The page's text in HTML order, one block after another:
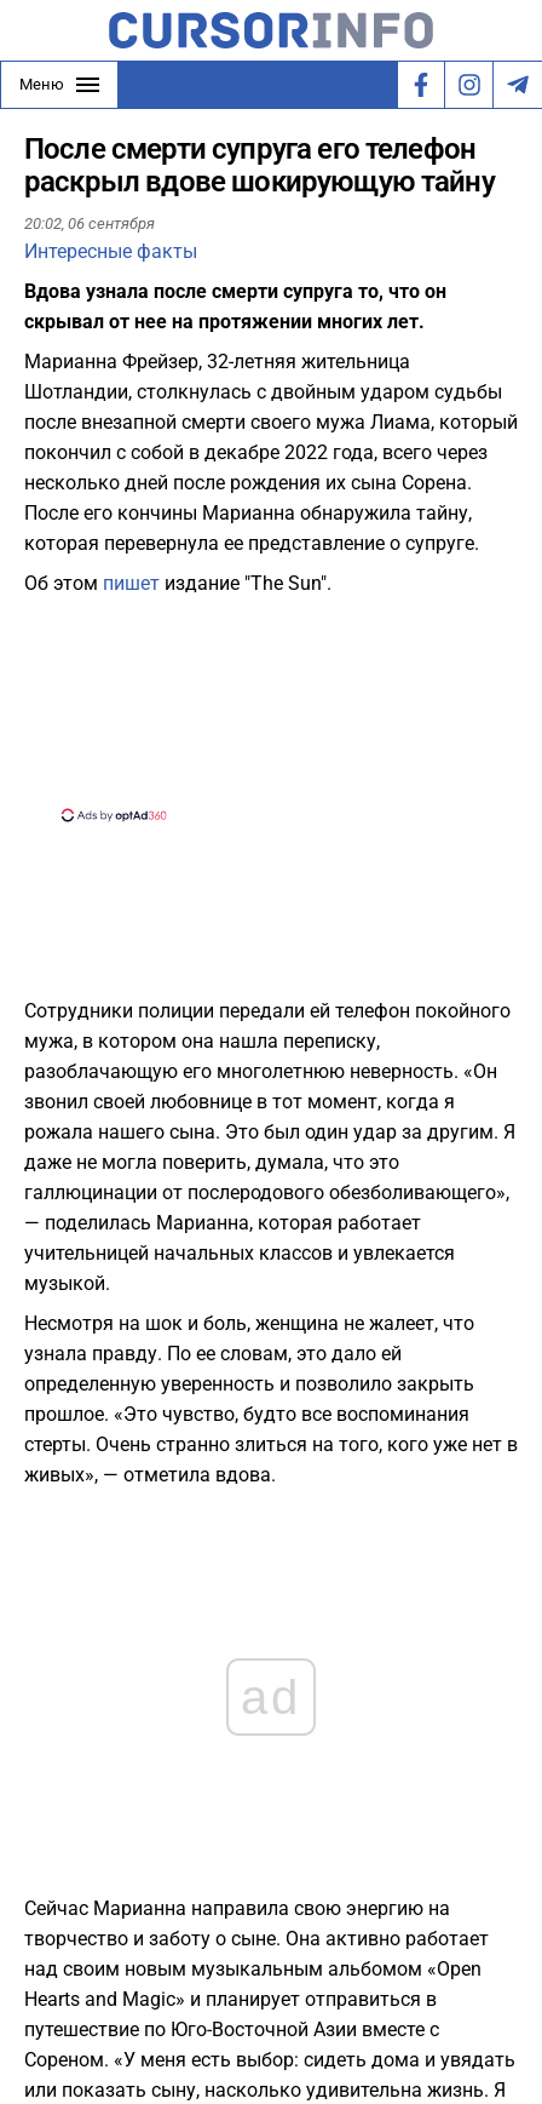
Меню
После смерти супруга его телефон
раскрыл вдове шокирующую тайну
20:02, 06 сентября
Интересные факты
Вдова узнала после смерти супруга то, что он
скрывал от нее на протяжении многих лет.
Марианна Фрейзер, 32-летняя жительница
Шотландии, столкнулась с двойным ударом судьбы
после внезапной смерти своего мужа Лиама, который
покончил с собой в декабре 2022 года, всего через
несколько дней после рождения их сына Сорена.
После его кончины Марианна обнаружила тайну,
которая перевернула ее представление о супруге.
Об этом пишет издание "The Sun".
Сотрудники полиции передали ей телефон покойного
мужа, в котором она нашла переписку,
разоблачающую его многолетнюю неверность. «Он
звонил своей любовнице в тот момент, когда я
рожала нашего сына. Это был один удар за другим. Я
даже не могла поверить, думала, что это
галлюцинации от послеродового обезболивающего»,
— поделилась Марианна, которая работает
учительницей начальных классов и увлекается
музыкой.
Несмотря на шок и боль, женщина не жалеет, что
узнала правду. По ее словам, это дало ей
определенную уверенность и позволило закрыть
прошлое. «Это чувство, будто все воспоминания
стерты. Очень странно злиться на того, кого уже нет в
живых», — отметила вдова.
ad
Сейчас Марианна направила свою энергию на
творчество и заботу о сыне. Она активно работает
над своим новым музыкальным альбомом «Open
Hearts and Magic» и планирует отправиться в
путешествие по Юго-Восточной Азии вместе с
Сореном. «У меня есть выбор: сидеть дома и увядать
или показать сыну, насколько удивительна жизнь. Я